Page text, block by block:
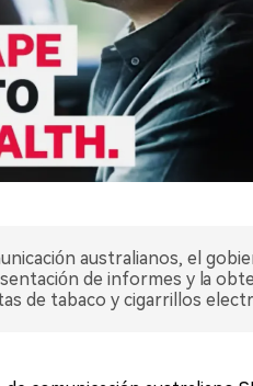
australianos, el
de informes y la
de tabaco y cigarrillos